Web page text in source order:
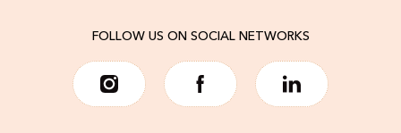
FOLLOW US ON SOCIAL NETWORKS